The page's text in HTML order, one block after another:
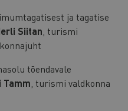
ja tagatise
Siitan , turismi
tõendavale
Tamm , turismi valdkonna